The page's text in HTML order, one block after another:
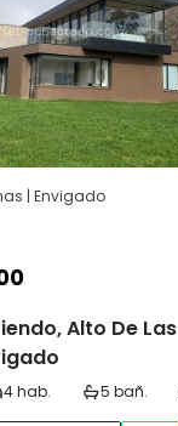
| Envigado
Alto De Las